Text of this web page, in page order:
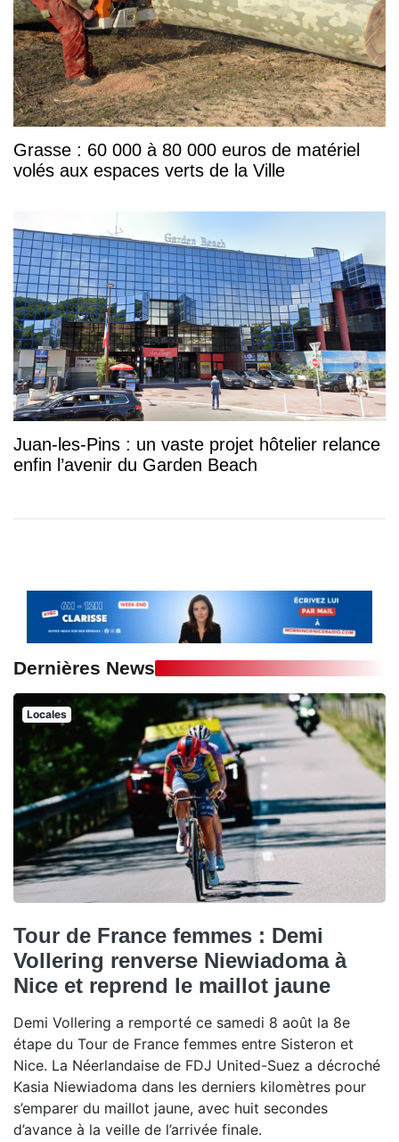
Grasse : 60 000 à 80 000 euros de matériel
volés aux espaces verts de la Ville
Juan-les-Pins : un vaste projet hôtelier relance
enfin l’avenir du Garden Beach
Dernières News
Locales
Tour de France femmes : Demi
Vollering renverse Niewiadoma à
Nice et reprend le maillot jaune
Demi Vollering a remporté ce samedi 8 août la 8e
étape du Tour de France femmes entre Sisteron et
Nice. La Néerlandaise de FDJ United-Suez a décroché
Kasia Niewiadoma dans les derniers kilomètres pour
s’emparer du maillot jaune, avec huit secondes
d’avance à la veille de l’arrivée finale.